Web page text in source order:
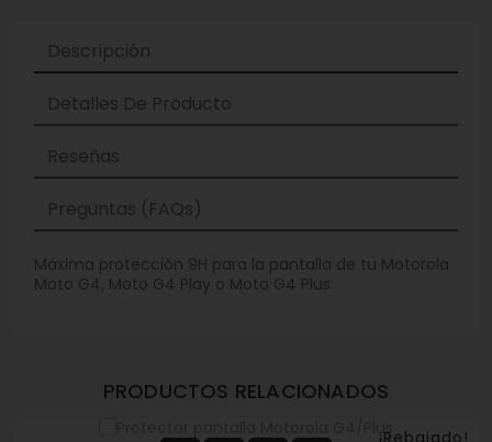
Descripción
Detalles De Producto
Reseñas
Preguntas (FAQs)
Máxima protección 9H para la pantalla de tu Motorola
Moto G4, Moto G4 Play o Moto G4 Plus
PRODUCTOS RELACIONADOS
¡Rebajado!